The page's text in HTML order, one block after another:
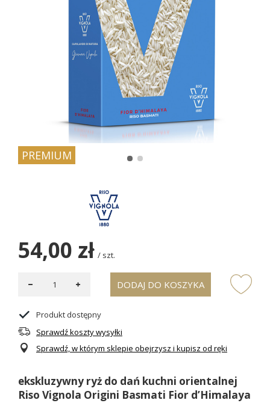
PREMIUM
54,00 zł / szt.
DODAJ DO KOSZYKA
Produkt dostępny
Sprawdź koszty wysyłki
Sprawdź, w którym sklepie obejrzysz i kupisz od ręki
ekskluzywny ryż do dań kuchni orientalnej
Riso Vignola Origini Basmati Fior d’Himalaya